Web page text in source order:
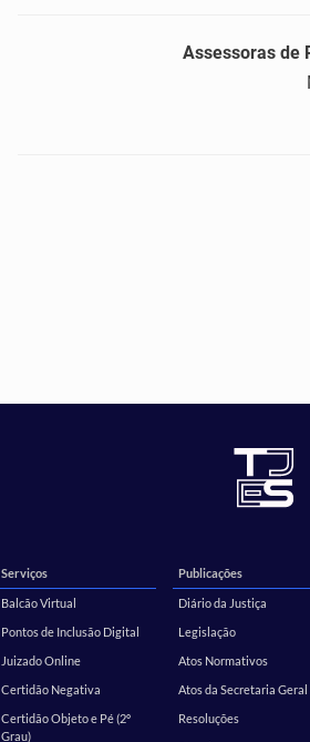
Assessoras de
Serviços
Balcão Virtual
Pontos de Inclusão Digital
Juizado Online
Certidão Negativa
Certidão Objeto e Pé (2º
Grau)
Publicações
Diário da Justiça
Legislação
Atos Normativos
Atos da Secretaria Geral
Resoluções